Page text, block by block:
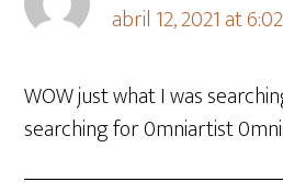
abril 12, 2021 at
WOW just what I was
searching for 0mniartist